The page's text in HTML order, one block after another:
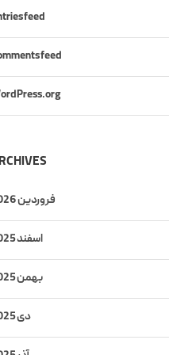
feed
feed
فروردین 2026
اسفند 2025
بهمن 2025
دی 2025